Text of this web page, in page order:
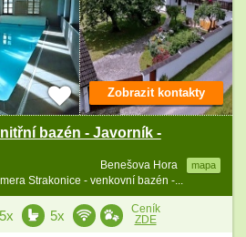
bazén - Javorník -
Benešova Hora mapa
Strakonice - venkovní bazén -...
Zobrazit kontakty
5x 5x
Ceník
ZDE